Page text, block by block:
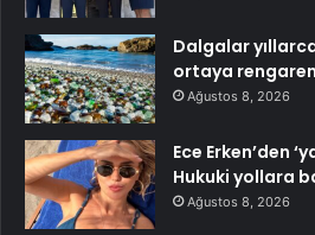
Dalgalar
ortaya
Ağustos 8, 2026
Ece Erken’den
Hukuki yollara
Ağustos 8, 2026